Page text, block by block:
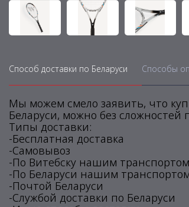
Способ доставки по Беларуси Способы
Мы можем смело заявить, что
Беларуси, можно без
Типы доставки:
-Бесплатная доставка
-Самовывоз
-По Витебску нашим транспортом
-По Беларуси нашим
-Почтой Беларуси
-Службой доставки по Беларуси